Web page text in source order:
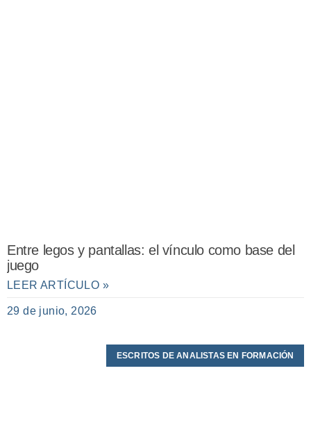
Entre legos y pantallas: el vínculo como base del
juego
LEER ARTÍCULO »
29 de junio, 2026
ESCRITOS DE ANALISTAS EN FORMACIÓN